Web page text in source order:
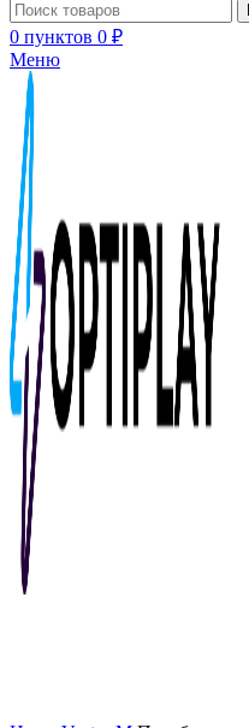
0 пунктов 0 ₽
Меню